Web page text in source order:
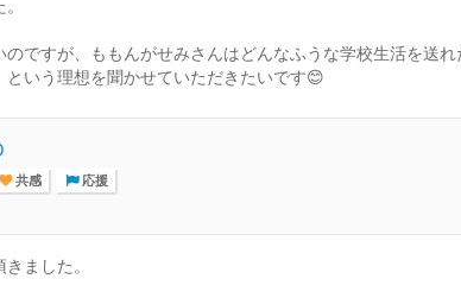
ですが、ももんがせみさんはどんなふうな学校生活を送
いう理想を聞かせていただきたいです😊
共感 応援
ました。